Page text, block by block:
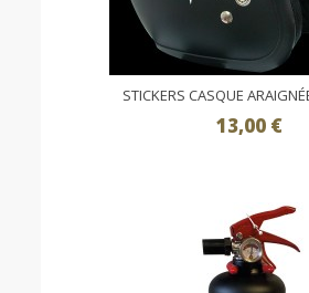
STICKERS CASQUE
13,00 €